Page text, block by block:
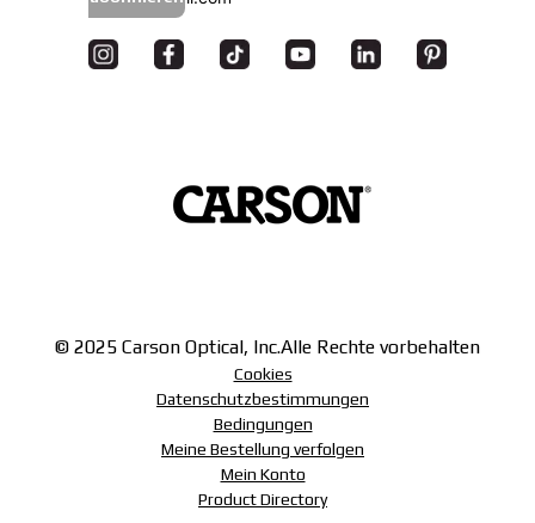
© 2025 Carson Optical, Inc.Alle Rechte vorbehalten
Cookies
Datenschutzbestimmungen
Bedingungen
Meine Bestellung verfolgen
Mein Konto
Product Directory